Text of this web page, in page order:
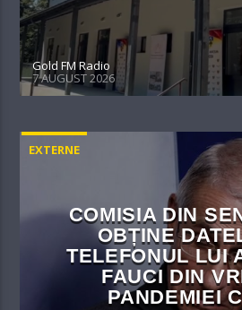
Gold FM Radio
7 AUGUST 2026
EXTERNE
COMISIA DIN
OBȚINE
TELEFONUL LUI
FAUCI DIN
PANDEMIEI